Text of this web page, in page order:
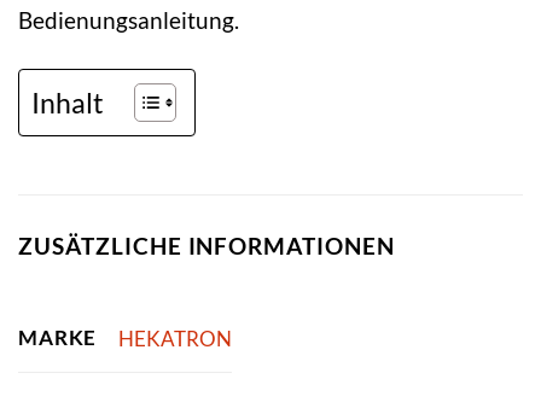
Bedienungsanleitung.
Inhalt
ZUSÄTZLICHE INFORMATIONEN
MARKE HEKATRON